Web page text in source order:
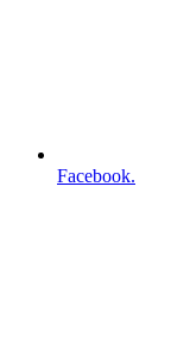
Facebook.